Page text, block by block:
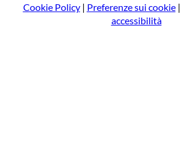
Cookie Policy| Preferenze sui cookie|
accessibilità